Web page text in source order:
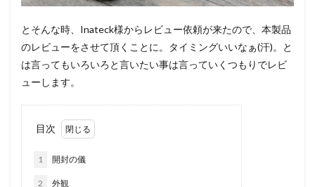
とそんな時、Inateck様からレビュー依頼が来たので、本製品
のレビューをさせて頂くことに。タイミングいいなぁ(汗)。と
は言ってもいろいろと言いたい事は言っていくつもりでレビ
ューします。
目次
1 開封の儀
2 外観